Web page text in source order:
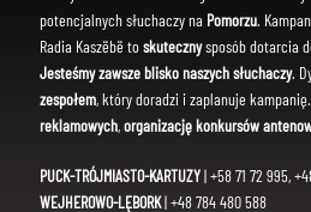
potencjalnych słuchaczy na Pomorzu.
Radia Kaszëbë toskutecznysposób dotarcia
Jesteśmy zawsze blisko naszych słuchaczy.
zespołem, który doradzi i zaplanuje
reklamowych,organizację konkursów
PUCK-TRÓJMIASTO-KARTUZY| +58 71 72 995,
WEJHEROWO-LĘBORK| +48 784 480 588